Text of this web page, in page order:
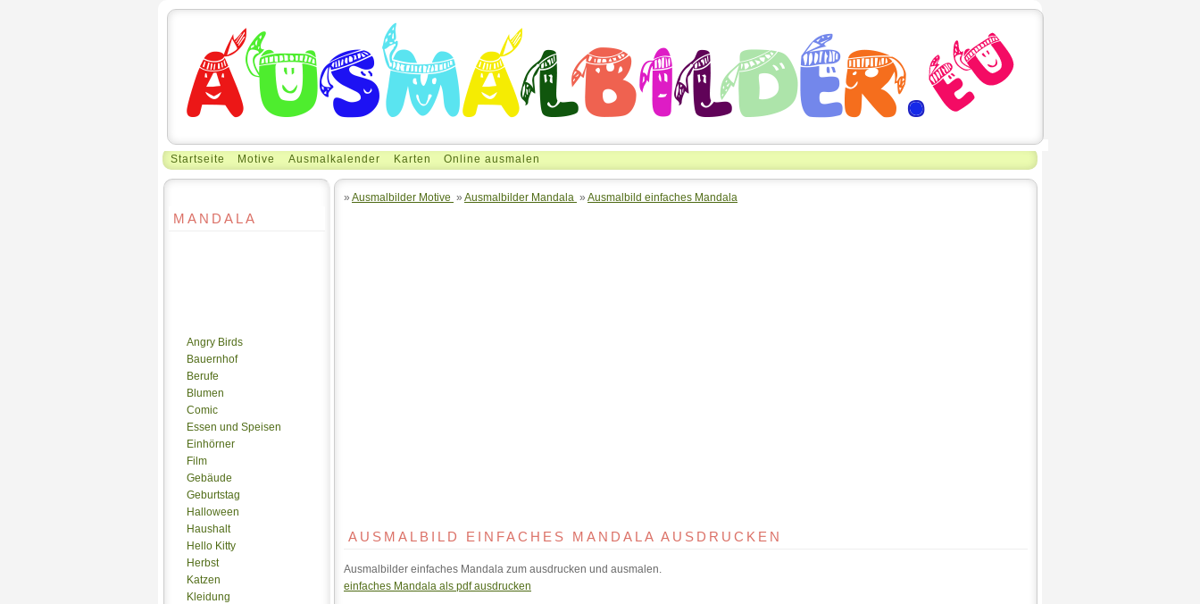
Startseite Motive Ausmalkalender Karten Online ausmalen
MANDALA
Angry Birds
Bauernhof
Berufe
Blumen
Comic
Essen und Speisen
Einhörner
Film
Gebäude
Geburtstag
Halloween
Haushalt
Hello Kitty
Herbst
Katzen
Kleidung
» Ausmalbilder Motive » Ausmalbilder Mandala » Ausmalbild einfaches Mandala
AUSMALBILD EINFACHES MANDALA AUSDRUCKEN
Ausmalbilder einfaches Mandala zum ausdrucken und ausmalen.
einfaches Mandala als pdf ausdrucken